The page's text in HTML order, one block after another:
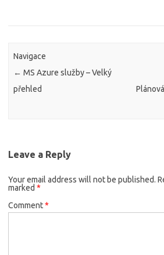
Navigace
← MS Azure služby – Velký
přehled
Leave a Reply
Your email address will not be published.
marked *
Comment*